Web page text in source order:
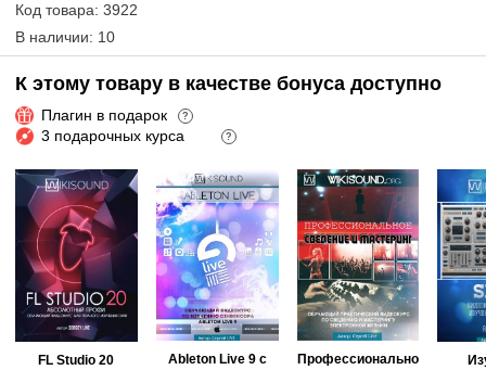
Код товара: 3922
В наличии: 10
К этому товару в качестве бонуса доступно
Плагин в подарок ?
3 подарочных курса ?
FL Studio 20
Ableton Live 9 с
Профессионально